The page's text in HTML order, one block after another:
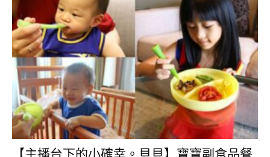
【主播台下的小確幸。貝貝】寶寶副食品餐